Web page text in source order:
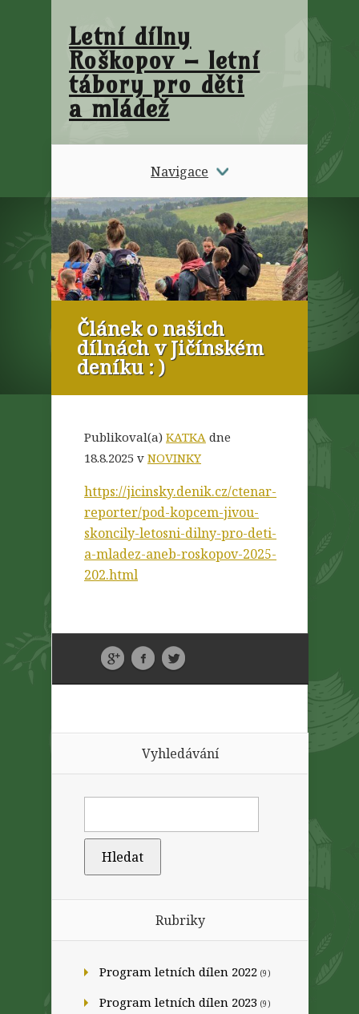
Letní dílny
Roškopov – letní
tábory pro děti
a mládež
Navigace
Článek o našich
dílnách v Jičínském
deníku : )
Publikoval(a) KATKA dne
18.8.2025 v NOVINKY
https://jicinsky.denik.cz/ctenar-
reporter/pod-kopcem-jivou-
skoncily-letosni-dilny-pro-deti-
a-mladez-aneb-roskopov-2025-
202.html
Vyhledávání
Rubriky
Program letních dílen 2022 (9)
Program letních dílen 2023 (9)